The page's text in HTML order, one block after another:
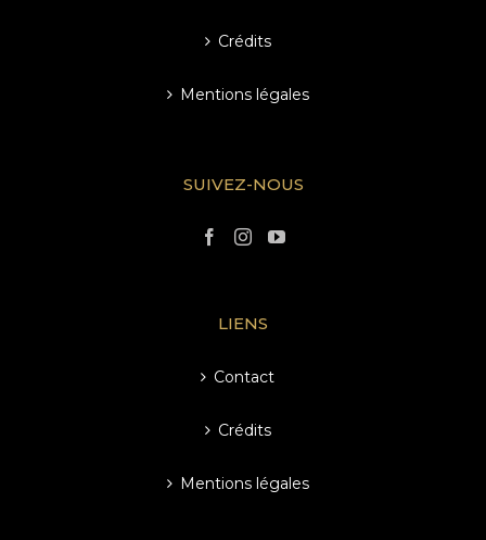
Crédits
Mentions légales
SUIVEZ-NOUS
LIENS
Contact
Crédits
Mentions légales